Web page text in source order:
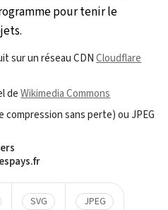
pour tenir le
sur un réseau CDNCloudflare
deWikimedia Commons
compression sans perte) ou JPEG
SVG JPEG